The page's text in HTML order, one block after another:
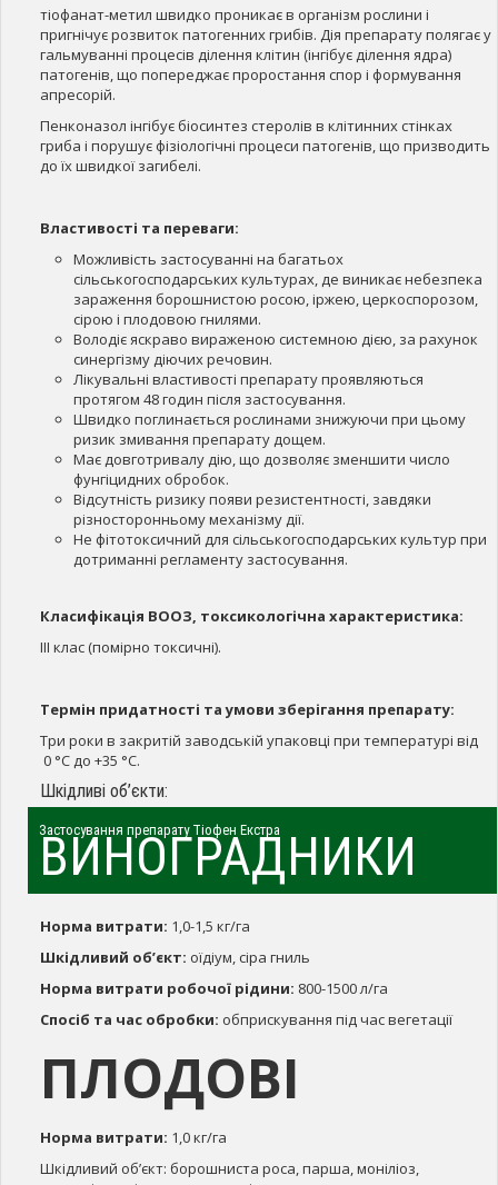
тіофанат-метил швидко проникає в організм рослини і
пригнічує розвиток патогенних грибів. Дія препарату полягає у
гальмуванні процесів ділення клітин (інгібує ділення ядра)
патогенів, що попереджає проростання спор і формування
апресорій.
Пенконазол інгібує біосинтез стеролів в клітинних стінках
гриба і порушує фізіологічні процеси патогенів, що призводить
до їх швидкої загибелі.
Властивості та переваги:
Можливість застосуванні на багатьох
сільськогосподарських культурах, де виникає небезпека
зараження борошнистою росою, іржею, церкоспорозом,
сірою і плодовою гнилями.
Володіє яскраво вираженою системною дією, за рахунок
синергізму діючих речовин.
Лікувальні властивості препарату проявляються
протягом 48 годин після застосування.
Швидко поглинається рослинами знижуючи при цьому
ризик змивання препарату дощем.
Має довготривалу дію, що дозволяє зменшити число
фунгіцидних обробок.
Відсутність ризику появи резистентності, завдяки
різносторонньому механізму дії.
Не фітотоксичний для сільськогосподарських культур при
дотриманні регламенту застосування.
Класифікація ВООЗ, токсикологічна характеристика:
ІІІ клас (помірно токсичні).
Термін придатності та умови зберігання препарату:
Три роки в закритій заводській упаковці при температурі від
0 °С до +35 °С.
Шкідливі об’єкти:
Застосування препарату Тіофен Екстра
ВИНОГРАДНИКИ
Норма витрати: 1,0-1,5 кг/га
Шкідливий об’єкт: оїдіум, сіра гниль
Норма витрати робочої рідини: 800-1500 л/га
Спосіб та час обробки: обприскування під час вегетації
ПЛОДОВІ
Норма витрати: 1,0 кг/га
Шкідливий об’єкт: борошниста роса, парша, моніліоз,